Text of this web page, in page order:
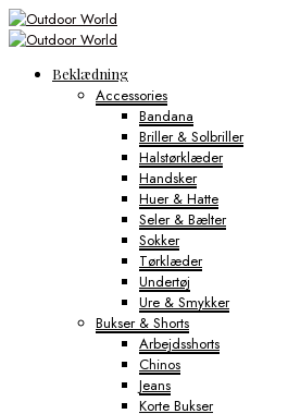
Beklædning
Accessories
Bandana
Briller & Solbriller
Halstørklæder
Handsker
Huer & Hatte
Seler & Bælter
Sokker
Tørklæder
Undertøj
Ure & Smykker
Bukser & Shorts
Arbejdsshorts
Chinos
Jeans
Korte Bukser